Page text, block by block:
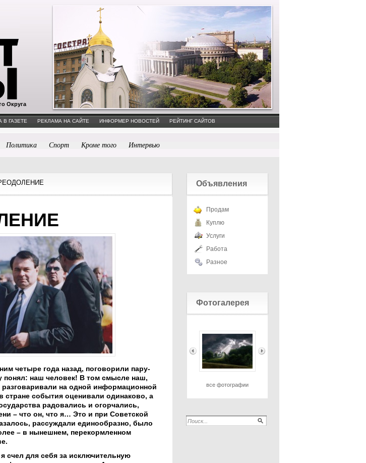
Округа
В ГАЗЕТЕ РЕКЛАМА НА САЙТЕ ИНФОРМЕР НОВОСТЕЙ РЕЙТИНГ САЙТОВ
Политика Спорт Кроме того Интервью
четыре года назад, поговорили пару-
понял: наш человек! В том смысле наш,
на одной информационной
стране события оценивали одинаково, а
радовались и огорчались,
– что он, что я… Это и при Советской
рассуждали единообразно, было
– в нынешнем, перекормленном
счел для себя за исключительную
Объявления
Продам
Куплю
Услуги
Работа
Разное
Фотогалерея
все фотографии